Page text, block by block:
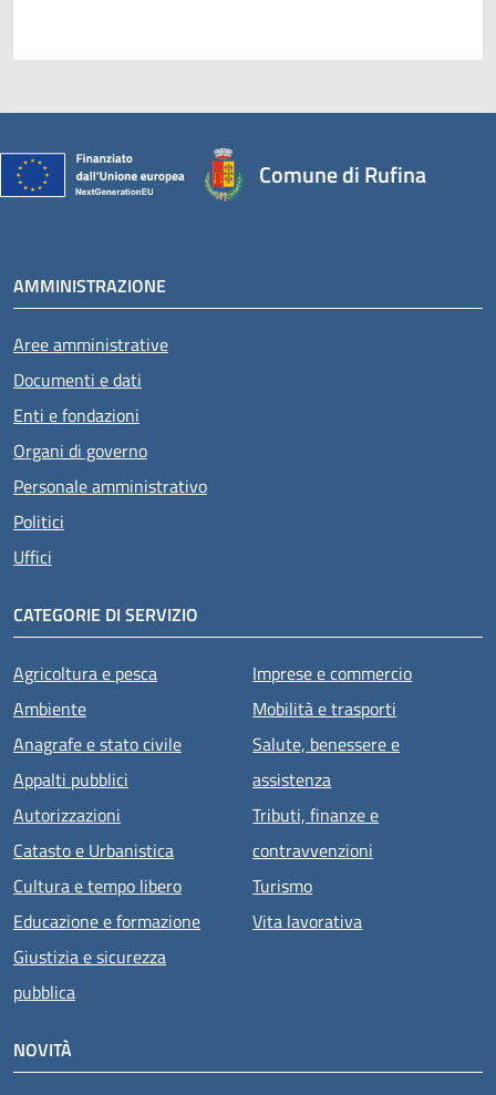
Comune di Rufina
AMMINISTRAZIONE
Aree amministrative
Documenti e dati
Enti e fondazioni
Organi di governo
Personale amministrativo
Politici
Uffici
CATEGORIE DI SERVIZIO
Agricoltura e pesca
Ambiente
Anagrafe e stato civile
Appalti pubblici
Autorizzazioni
Catasto e Urbanistica
Cultura e tempo libero
Educazione e formazione
Giustizia e sicurezza
pubblica
Imprese e commercio
Mobilità e trasporti
Salute, benessere e
assistenza
Tributi, finanze e
contravvenzioni
Turismo
Vita lavorativa
NOVITÀ